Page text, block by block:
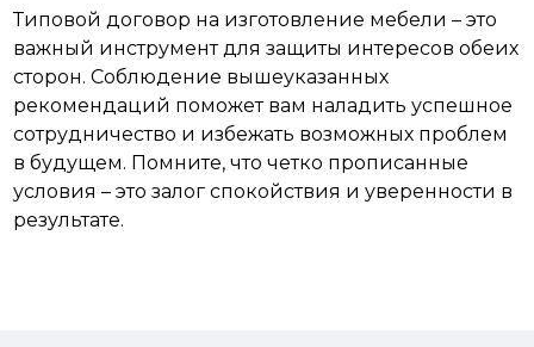
Типовой договор на изготовление мебели – это
важный инструмент для защиты интересов обеих
сторон. Соблюдение вышеуказанных
рекомендаций поможет вам наладить успешное
сотрудничество и избежать возможных проблем
в будущем. Помните, что четко прописанные
условия – это залог спокойствия иуверенности в
результате.